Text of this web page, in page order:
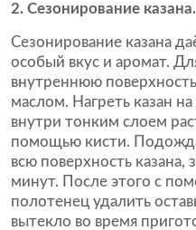
2. Сезонирование казана.
Сезонирование казана
особый вкус и аромат.
внутреннюю
маслом. Нагреть казан
внутри тонким слоем
помощью кисти.
всю поверхность казана,
минут. После этого с
полотенец удалить
вытекло во время